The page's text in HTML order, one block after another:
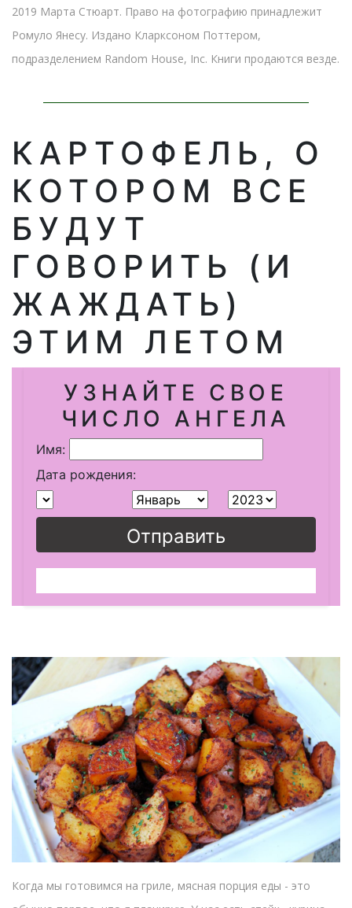
2019 Марта Стюарт. Право на фотографию принадлежит
Ромуло Янесу. Издано Кларксоном Поттером,
подразделением Random House, Inc. Книги продаются везде.
КАРТОФЕЛЬ, О
КОТОРОМ ВСЕ
БУДУТ
ГОВОРИТЬ (И
ЖАЖДАТЬ)
ЭТИМ ЛЕТОМ
УЗНАЙТЕ СВОЕ
ЧИСЛО АНГЕЛА
Имя:
Дата рождения:
Отправить
Когда мы готовимся на гриле, мясная порция еды - это